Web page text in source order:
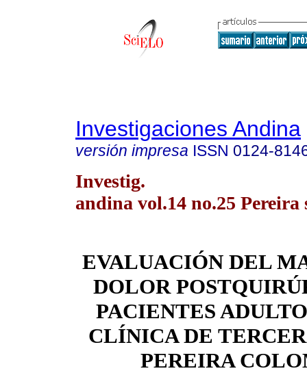
Investigaciones Andina
versión impresa ISSN 0124-
Investig.
andina vol.14 no.25 Pereira
EVALUACIÓN DEL
DOLOR
PACIENTES
CLÍNICA DE
PEREIRA